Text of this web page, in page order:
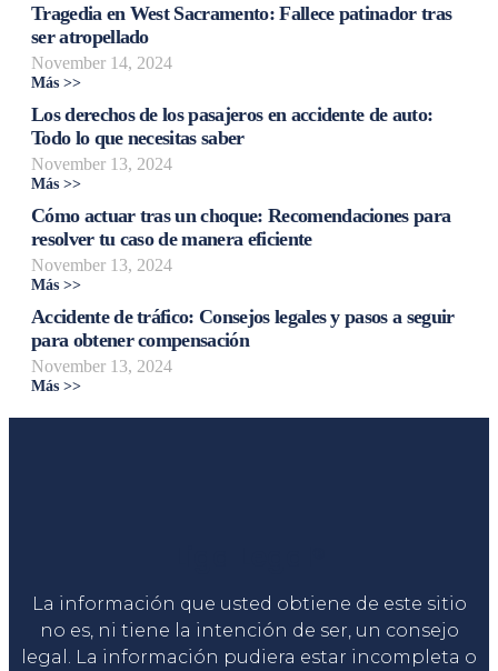
Tragedia en West Sacramento: Fallece patinador tras
ser atropellado
November 14, 2024
Más >>
Los derechos de los pasajeros en accidente de auto:
Todo lo que necesitas saber
November 13, 2024
Más >>
Cómo actuar tras un choque: Recomendaciones para
resolver tu caso de manera eficiente
November 13, 2024
Más >>
Accidente de tráfico: Consejos legales y pasos a seguir
para obtener compensación
November 13, 2024
Más >>
La información que usted obtiene de este sitio
no es, ni tiene la intención de ser, un consejo
legal. La información pudiera estar incompleta o